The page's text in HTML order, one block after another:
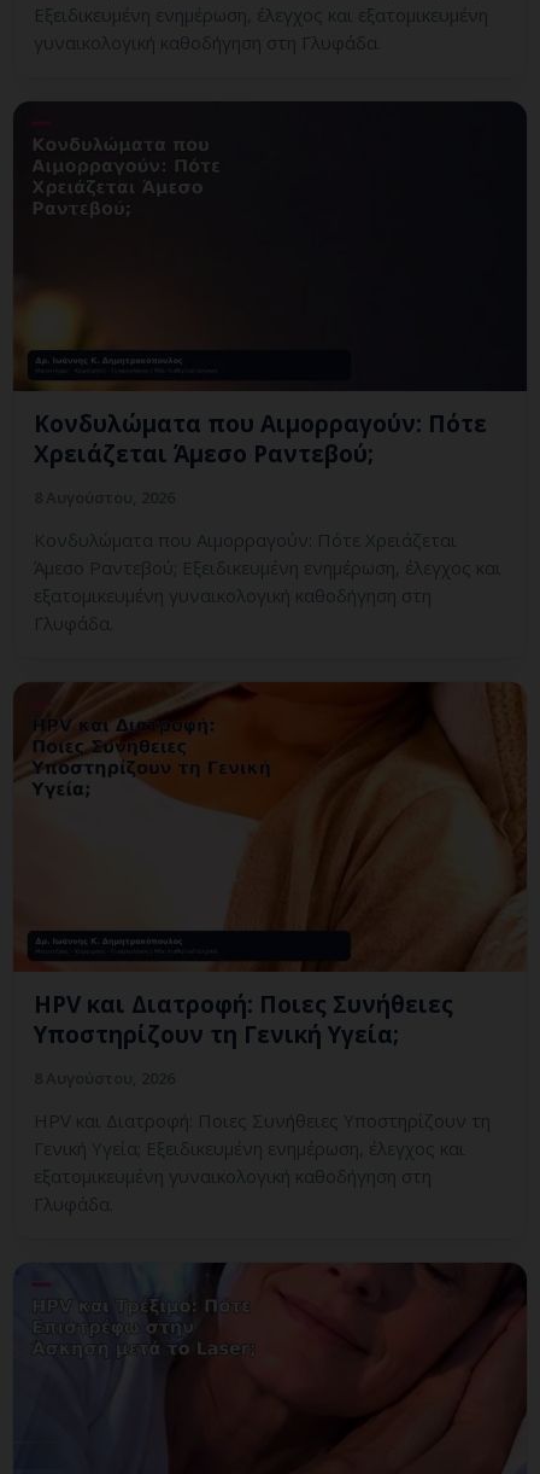
Εξειδικευμένη ενημέρωση, έλεγχος και εξατομικευμένη
γυναικολογική καθοδήγηση στη Γλυφάδα.
Κονδυλώματα που Αιμορραγούν: Πότε
Χρειάζεται Άμεσο Ραντεβού;
Κονδυλώματα που Αιμορραγούν: Πότε Χρειάζεται
Άμεσο Ραντεβού; Εξειδικευμένη ενημέρωση, έλεγχος και
εξατομικευμένη γυναικολογική καθοδήγηση στη
Γλυφάδα.
HPV και Διατροφή: Ποιες Συνήθειες
Υποστηρίζουν τη Γενική Υγεία;
HPV και Διατροφή: Ποιες Συνήθειες Υποστηρίζουν τη
Γενική Υγεία; Εξειδικευμένη ενημέρωση, έλεγχος και
εξατομικευμένη γυναικολογική καθοδήγηση στη
Γλυφάδα.